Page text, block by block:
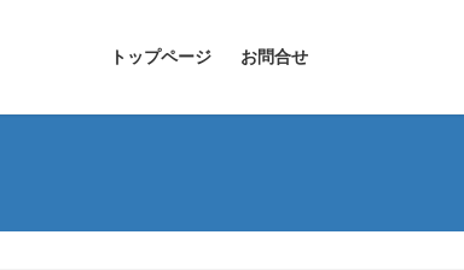
トップページ お問合せ